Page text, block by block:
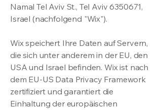
Namal Tel Aviv St., Tel Aviv6350671,
Israel (nachfolgend "Wix").
Wix speichert Ihre Daten auf Servern,
die sich unter anderem in der EU, den
USA und Israel befinden. Wix ist nach
dem EU-US Data Privacy Framework
zertifiziert und garantiert die
Einhaltung der europäischen